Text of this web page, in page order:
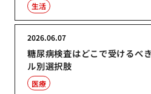
生活
糖尿病検査はどこで受けるべ
ル別選択肢
2026.06.07
医療